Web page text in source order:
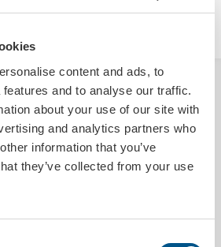
content and ads, to
and to analyse our traffic.
about your use of our site with
and analytics partners who
information that you’ve
they’ve collected from your use
I HANDLEKURVEN
kjent som buff, multifunksjons hodeplagg,
tubeskjerf og halskrage, er et
seg dine behov. Den kan brukes
pannebånd og mye mer. Med muligheten
du skape ditt eget unike
egnet for alle typer utendørsaktiviteter.